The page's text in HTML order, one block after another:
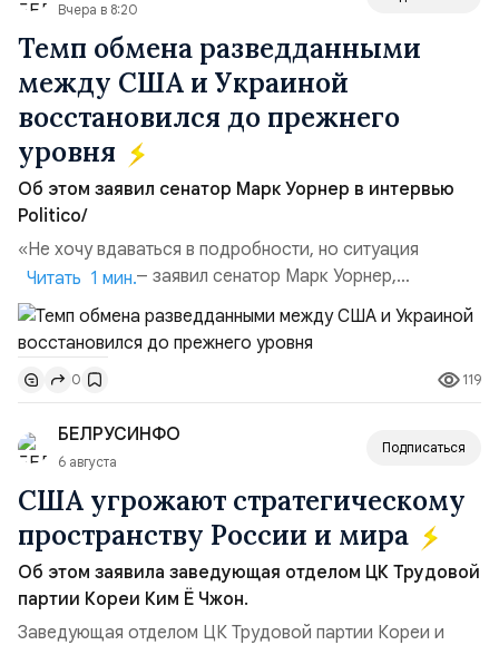
Вчера в 8:20
Темп обмена разведданными
между США и Украиной
восстановился до прежнего
уровня
Об этом заявил сенатор Марк Уорнер в интервью
Politico/
«Не хочу вдаваться в подробности, но ситуация
улучшилась», — заявил сенатор Марк Уорнер,
высокопоставленный член комитета по разведке,
добавив, что использование Украиной беспилотников и
ракет большой дальности позволило ей наносить
удары вглубь российской территории и укрепило её
позиции.Сотрудничество со стороны США стало
ключом к позитивному пов...
Читать 1 мин.
0 119
БЕЛРУСИНФО
6 августа
Подписаться
США угрожают стратегическому
пространству России и мира
Об этом заявила заведующая отделом ЦК Трудовой
партии Кореи Ким Ё Чжон.
Заведующая отделом ЦК Трудовой партии Кореи и